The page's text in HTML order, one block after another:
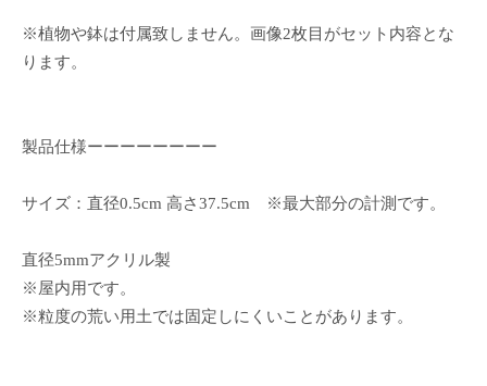
※植物や鉢は付属致しません。画像2枚目がセット内容とな
ります。
製品仕様ーーーーーーーー
サイズ：直径0.5cm 高さ37.5cm ※最大部分の計測です。
直径5mmアクリル製
※屋内用です。
※粒度の荒い用土では固定しにくいことがあります。